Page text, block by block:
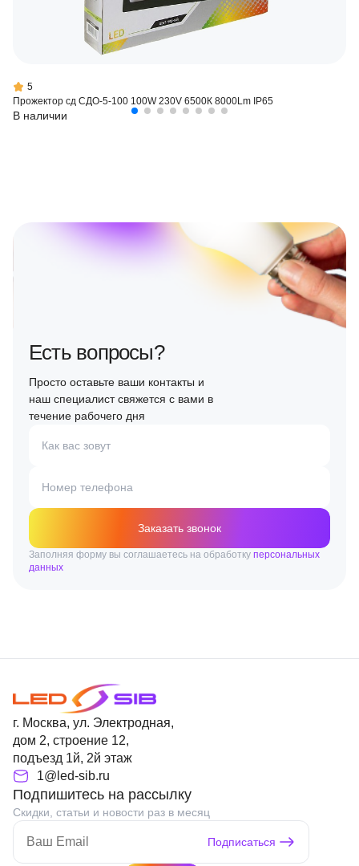
5
Прожектор сд СДО-5-100 100W 230V 6500К 8000Lm IP65
В наличии
Есть вопросы?
Просто оставьте ваши контакты и
наш специалист свяжется с вами в
течение рабочего дня
Как вас зовут
Номер телефона
Заказать звонок
Заполняя форму вы соглашаетесь на обработку персональных
данных
г. Москва, ул. Электродная,
дом 2, строение 12,
подъезд 1й, 2й этаж
1@led-sib.ru
Подпишитесь на рассылку
Скидки, статьи и новости раз в месяц
Подписаться